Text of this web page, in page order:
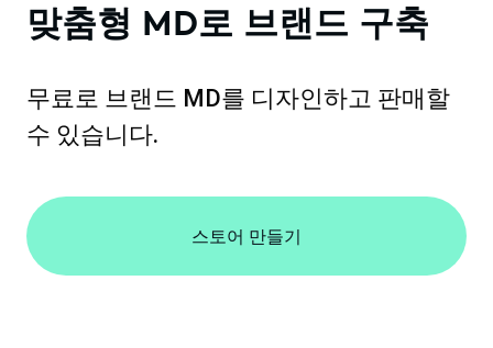
맞춤형 MD로 브랜드 구축
무료로 브랜드 MD를 디자인하고 판매할
수 있습니다.
스토어 만들기